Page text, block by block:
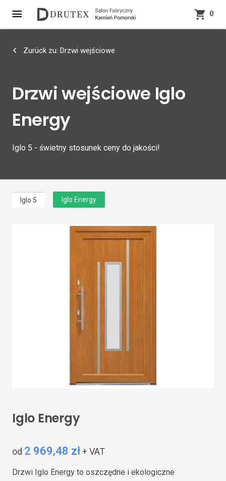
0
Zurück zu: Drzwi wejściowe
Drzwi wejściowe Iglo
Energy
Iglo 5 - świetny stosunek ceny do jakości!
Iglo 5 Iglo Energy
Iglo Energy
od 2 969,48 zł+ VAT
Drzwi Iglo Energy to oszczędne i ekologiczne